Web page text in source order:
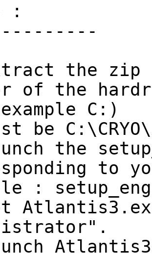
:
the
of the
C:)
be
the
to
: